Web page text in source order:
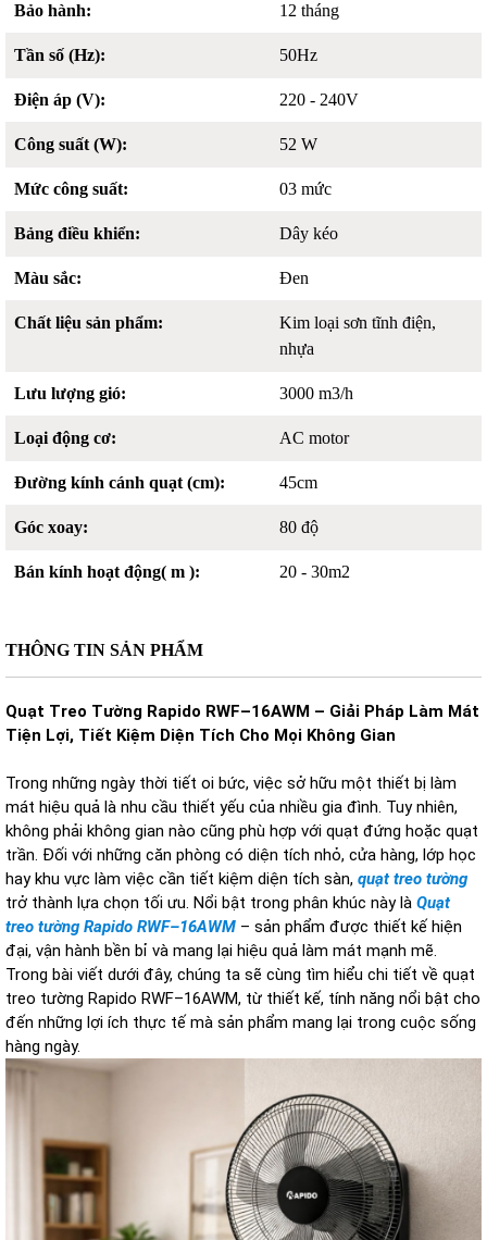
THÔNG TIN SẢN PHẨM
Quạt Treo Tường Rapido RWF–16AWM – Giải Pháp Làm Mát
Tiện Lợi, Tiết Kiệm Diện Tích Cho Mọi Không Gian
Trong những ngày thời tiết oi bức, việc sở hữu một thiết bị làm
mát hiệu quả là nhu cầu thiết yếu của nhiều gia đình. Tuy nhiên,
không phải không gian nào cũng phù hợp với quạt đứng hoặc quạt
trần. Đối với những căn phòng có diện tích nhỏ, cửa hàng, lớp học
hay khu vực làm việc cần tiết kiệm diện tích sàn, quạt treo tường
trở thành lựa chọn tối ưu. Nổi bật trong phân khúc này là Quạt
treo tường Rapido RWF–16AWM – sản phẩm được thiết kế hiện
đại, vận hành bền bỉ và mang lại hiệu quả làm mát mạnh mẽ.
Trong bài viết dưới đây, chúng ta sẽ cùng tìm hiểu chi tiết về quạt
treo tường Rapido RWF–16AWM, từ thiết kế, tính năng nổi bật cho
đến những lợi ích thực tế mà sản phẩm mang lại trong cuộc sống
hàng ngày.
Bảo hành: 12 tháng
Tần số (Hz): 50Hz
Điện áp (V): 220 - 240V
Công suất (W): 52 W
Mức công suất: 03 mức
Bảng điều khiển: Dây kéo
Màu sắc: Đen
Chất liệu sản phẩm:
Kim loại sơn tĩnh điện,
nhựa
Lưu lượng gió: 3000 m3/h
Loại động cơ: AC motor
Đường kính cánh quạt (cm): 45cm
Góc xoay: 80 độ
Bán kính hoạt động( m ): 20 - 30m2